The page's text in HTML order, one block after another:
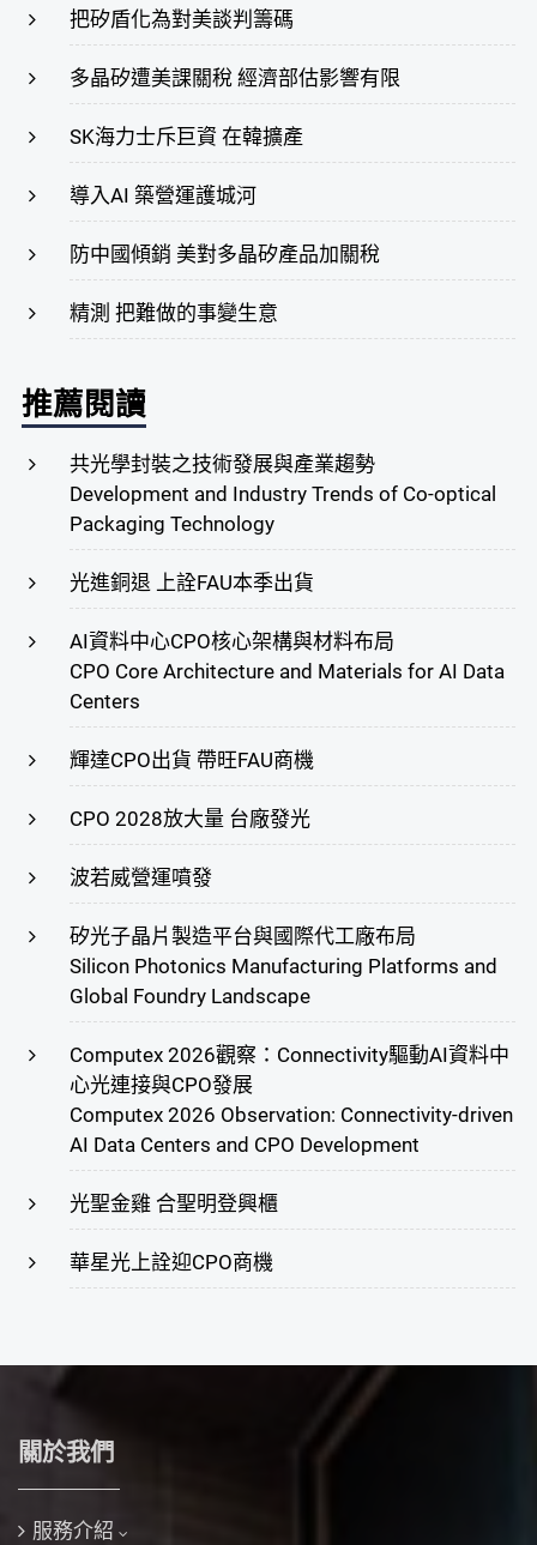
把矽盾化為對美談判籌碼
多晶矽遭美課關稅 經濟部估影響有限
SK海力士斥巨資 在韓擴產
導入AI 築營運護城河
防中國傾銷 美對多晶矽產品加關稅
精測 把難做的事變生意
推薦閱讀
共光學封裝之技術發展與產業趨勢
Development and Industry Trends of Co-optical
Packaging Technology
光進銅退 上詮FAU本季出貨
AI資料中心CPO核心架構與材料布局
CPO Core Architecture and Materials for AI Data
Centers
輝達CPO出貨 帶旺FAU商機
CPO 2028放大量 台廠發光
波若威營運噴發
矽光子晶片製造平台與國際代工廠布局
Silicon Photonics Manufacturing Platforms and
Global Foundry Landscape
Computex 2026觀察：Connectivity驅動AI資料中
心光連接與CPO發展
Computex 2026 Observation: Connectivity-driven
AI Data Centers and CPO Development
光聖金雞 合聖明登興櫃
華星光上詮迎CPO商機
關於我們
服務介紹